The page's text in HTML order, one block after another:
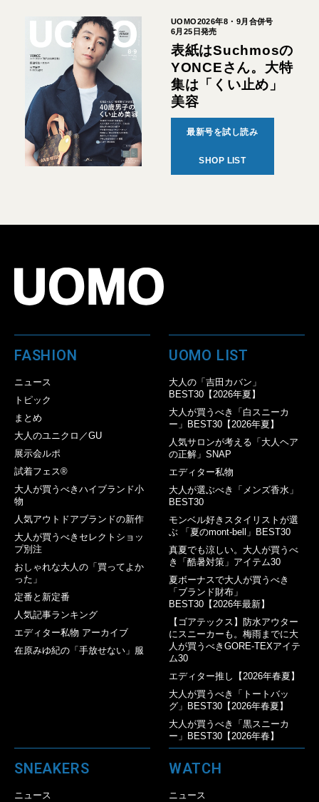
UOMO2026年8・9月合併号
6月25日発売
表紙はSuchmosの
YONCEさん。大特
集は「くい止め」
美容
最新号を試し読み
SHOP LIST
FASHION
ニュース
トピック
まとめ
大人のユニクロ／GU
展示会ルポ
試着フェス®︎
大人が買うべきハイブランド小
物
人気アウトドアブランドの新作
大人が買うべきセレクトショッ
プ別注
おしゃれな大人の「買ってよか
った」
定番と新定番
人気記事ランキング
エディター私物 アーカイブ
在原みゆ紀の「手放せない」服
UOMO LIST
大人の「吉田カバン」
BEST30【2026年夏】
大人が買うべき「白スニーカ
ー」BEST30【2026年夏】
人気サロンが考える「大人ヘア
の正解」SNAP
エディター私物
大人が選ぶべき「メンズ香水」
BEST30
モンベル好きスタイリストが選
ぶ 「夏のmont-bell」BEST30
真夏でも涼しい。大人が買うべ
き「酷暑対策」アイテム30
夏ボーナスで大人が買うべき
「ブランド財布」
BEST30【2026年最新】
【ゴアテックス】防水アウター
にスニーカーも。梅雨までに大
人が買うべきGORE-TEXアイテ
ム30
エディター推し【2026年春夏】
大人が買うべき「トートバッ
グ」BEST30【2026年春夏】
大人が買うべき「黒スニーカ
ー」BEST30【2026年春】
SNEAKERS
ニュース
WATCH
ニュース